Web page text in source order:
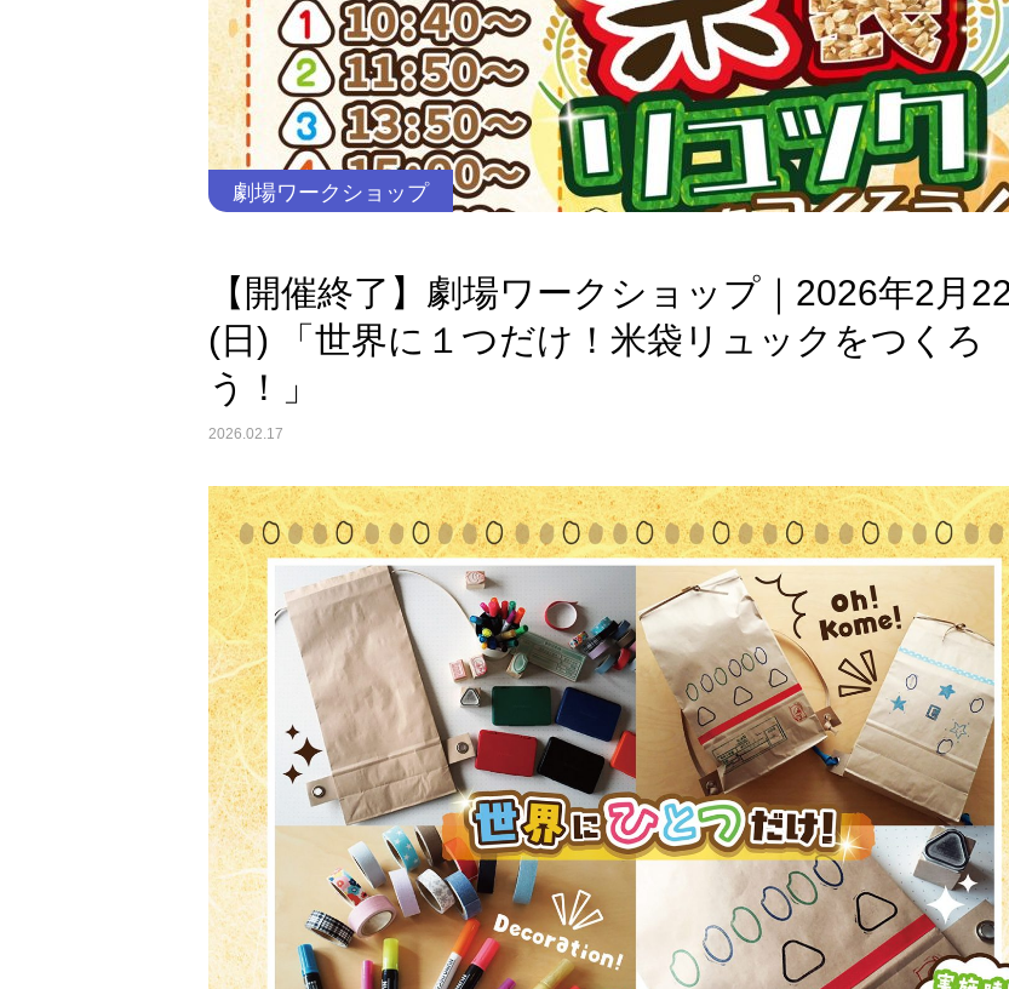
劇場ワークショップ
【開催終了】劇場ワークショップ｜2026年2月
(日) 「世界に１つだけ！米袋リュックをつくろ
う！」
2026.02.17